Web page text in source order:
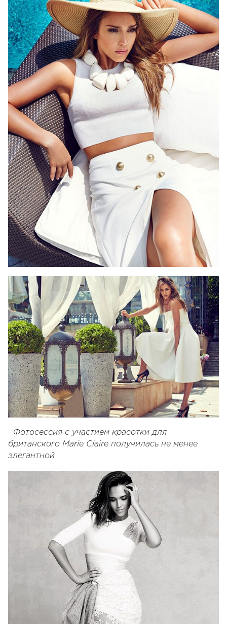
Фотосессия с участием красотки для
британского Marie Claire получилась не менее
элегантной